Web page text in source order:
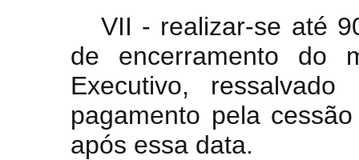
VII - realizar-se até
de encerramento do
Executivo,
pagamento pela
após essa data.